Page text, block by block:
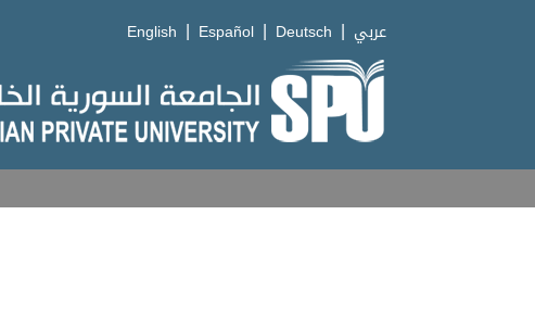
English | Español | Deutsch | عربي